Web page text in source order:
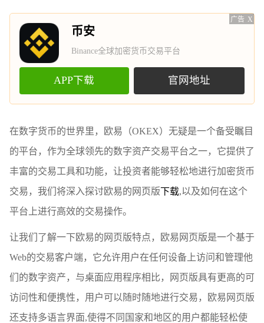
广告 X
币安
Binance全球加密货币交易平台
APP下载 官网地址
在数字货币的世界里，欧易（OKEX）无疑是一个备受瞩目
的平台，作为全球领先的数字资产交易平台之一，它提供了
丰富的交易工具和功能，让投资者能够轻松地进行加密货币
交易，我们将深入探讨欧易的网页版下载,以及如何在这个
平台上进行高效的交易操作。
让我们了解一下欧易的网页版特点，欧易网页版是一个基于
Web的交易客户端，它允许用户在任何设备上访问和管理他
们的数字资产，与桌面应用程序相比，网页版具有更高的可
访问性和便携性，用户可以随时随地进行交易，欧易网页版
还支持多语言界面,使得不同国家和地区的用户都能轻松使